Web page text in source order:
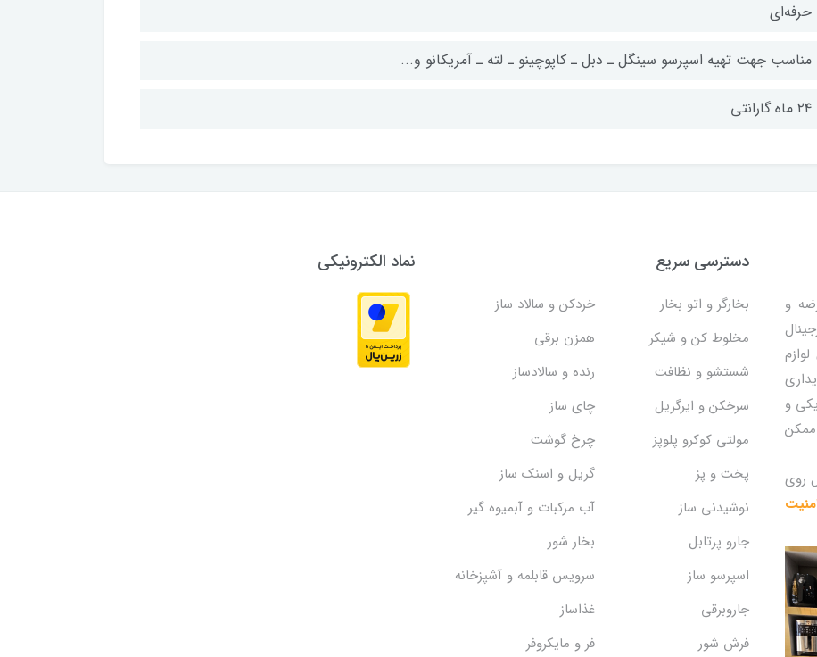
حرفه‌ای
مناسب جهت تهیه اسپرسو سینگل ـ دبل ـ کاپوچینو ـ لته ـ آمریکانو و...
۲۴ ماه گارانتی
و
و
روی
دسترسی سریع
بخارگر و اتو بخار
خردکن و سالاد ساز
مخلوط کن و شیکر
همزن برقی
شستشو و نظافت
رنده و سالادساز
سرخکن و ایرگریل
چای ساز
مولتی کوکرو پلوپز
چرخ گوشت
پخت و پز
گریل و اسنک‌ ساز
نوشیدنی ساز
آب مرکبات و آبمیوه گیر
جارو پرتابل
بخار شور
اسپرسو ساز
سرویس قابلمه و آشپزخانه
جاروبرقی
غذاساز
فرش شور
فر و مایکروفر
نماد الکترونیکی